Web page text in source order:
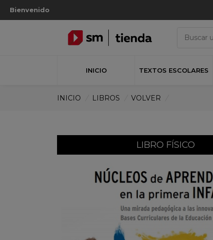
Bienvenido
INICIO TEXTOS ESCOLARES
INICIO LIBROS VOLVER
LIBRO FÍSICO